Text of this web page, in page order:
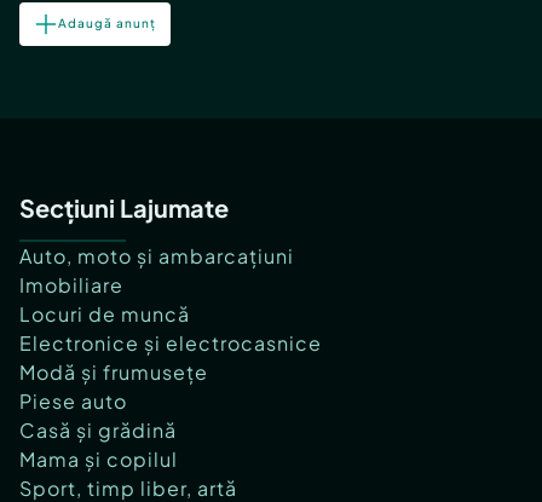
Adaugă anunț
Secțiuni Lajumate
Auto, moto și ambarcațiuni
Imobiliare
Locuri de muncă
Electronice și electrocasnice
Modă și frumusețe
Piese auto
Casă și grădină
Mama și copilul
Sport, timp liber, artă